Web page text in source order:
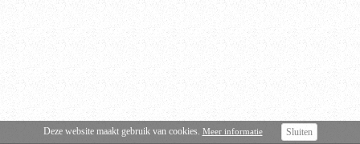
Deze website maakt gebruik van cookies. Meer informatie Sluiten